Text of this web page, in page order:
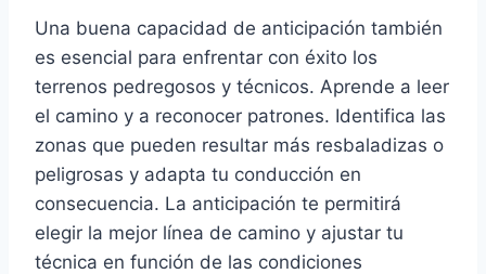
Una buena capacidad de anticipación también
es esencial para enfrentar con éxito los
terrenos pedregosos y técnicos. Aprende a leer
el camino y a reconocer patrones. Identifica las
zonas que pueden resultar más resbaladizas o
peligrosas y adapta tu conducción en
consecuencia. La anticipación te permitirá
elegir la mejor línea de camino y ajustar tu
técnica en función de las condiciones